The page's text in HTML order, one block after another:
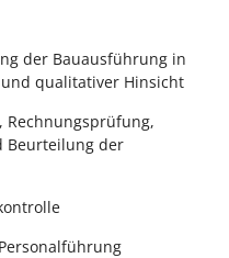
der Bauausführung in
qualitativer Hinsicht
Rechnungsprüfung,
Beurteilung der